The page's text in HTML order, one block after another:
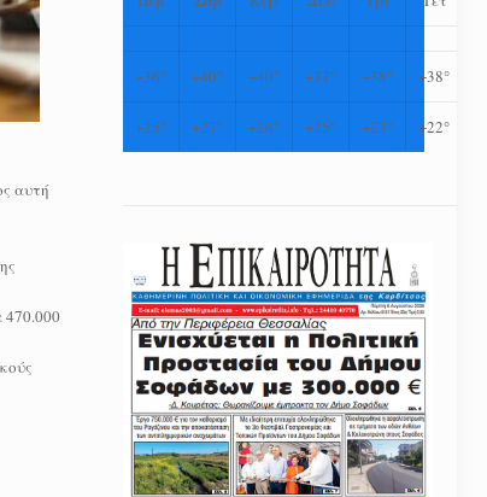
αυτή
470.000
+36° +40° +40° +37° +38° +38°
+25° +27° +26° +25° +23° +22°